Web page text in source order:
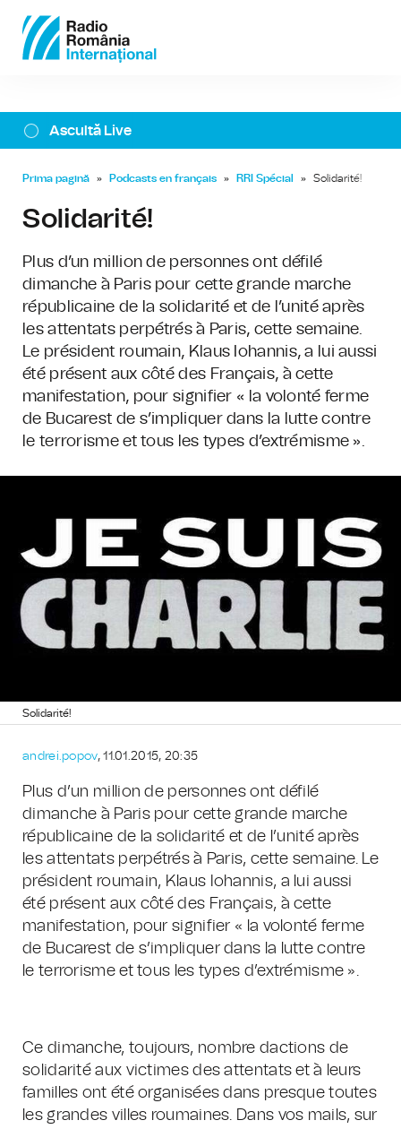
Ascultă Live
Prima pagină » Podcasts en français » RRI Spécial » Solidarité!
Solidarité!
Plus d’un million de personnes ont défilé
dimanche à Paris pour cette grande marche
républicaine de la solidarité et de l’unité après
les attentats perpétrés à Paris, cette semaine.
Le président roumain, Klaus Iohannis, a lui aussi
été présent aux côté des Français, à cette
manifestation, pour signifier « la volonté ferme
de Bucarest de s’impliquer dans la lutte contre
le terrorisme et tous les types d’extrémisme ».
Solidarité!
andrei.popov, 11.01.2015, 20:35
Plus d’un million de personnes ont défilé
dimanche à Paris pour cette grande marche
républicaine de la solidarité et de l’unité après
les attentats perpétrés à Paris, cette semaine. Le
président roumain, Klaus Iohannis, a lui aussi
été présent aux côté des Français, à cette
manifestation, pour signifier « la volonté ferme
de Bucarest de s’impliquer dans la lutte contre
le terrorisme et tous les types d’extrémisme ».
Ce dimanche, toujours, nombre dactions de
solidarité aux victimes des attentats et à leurs
familles ont été organisées dans presque toutes
les grandes villes roumaines. Dans vos mails, sur